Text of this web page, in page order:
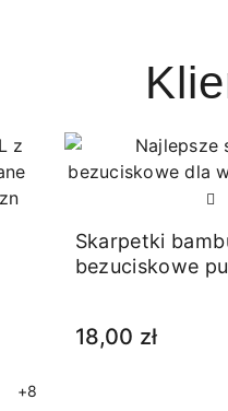
+8
Skarpetki
bezuciskowe
18,00 zł